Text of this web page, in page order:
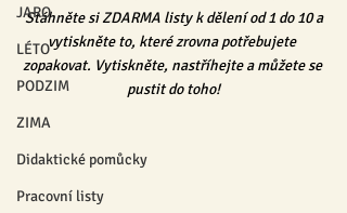
JARO
LÉTO
PODZIM
ZIMA
Didaktické pomůcky
Pracovní listy
Stáhněte si ZDARMA listy k dělení od 1 do 10 a
vytiskněte to, které zrovna potřebujete
zopakovat. Vytiskněte, nastříhejte a můžete se
pustit do toho!